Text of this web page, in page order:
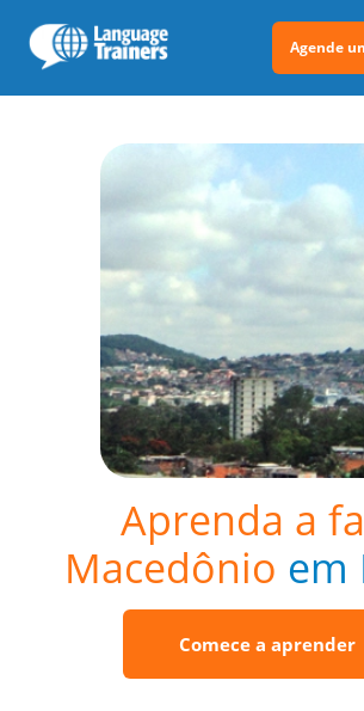
Agende
Aprenda a
Macedônio em
Comece a aprender